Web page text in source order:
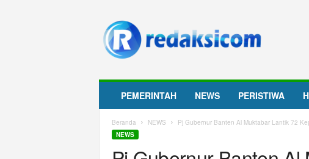
PEMERINTAH NEWS PERISTIWA
Beranda NEWS
Pj Gubernur Banten Al Muktabar Lantik 72
NEWS